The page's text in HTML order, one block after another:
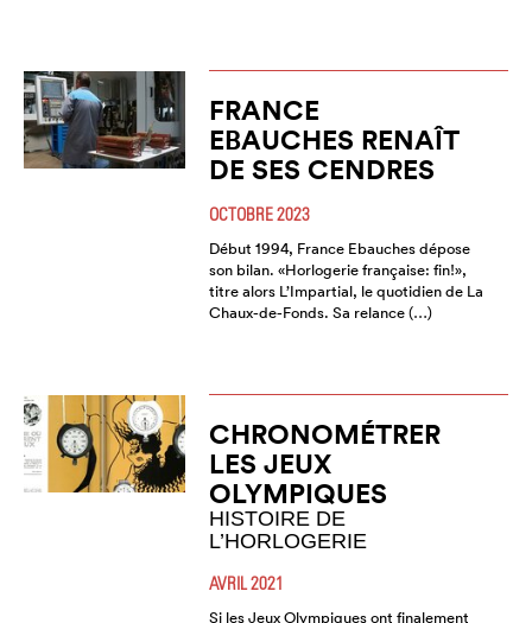
FRANCE
EBAUCHES RENAÎT
DE SES CENDRES
OCTOBRE 2023
Début 1994, France Ebauches dépose
son bilan. «Horlogerie française: fin!»,
titre alors L’Impartial, le quotidien de La
Chaux-de-Fonds. Sa relance (…)
CHRONOMÉTRER
LES JEUX
OLYMPIQUES
HISTOIRE DE
L’HORLOGERIE
AVRIL 2021
Si les Jeux Olympiques ont finalement